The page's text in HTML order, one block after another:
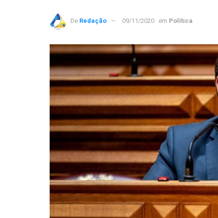
De Redação 09/11/2020 em Política